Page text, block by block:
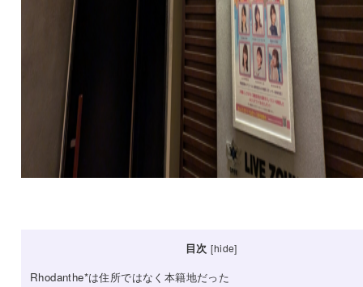
目次 [hide]
Rhodanthe*は住所ではなく本籍地だった